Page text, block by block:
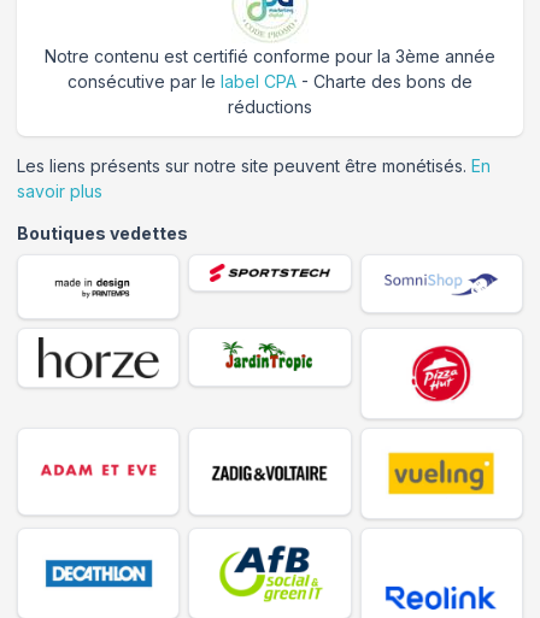
Notre contenu est certifié conforme pour la 3ème année
consécutive par le label CPA - Charte des bons de
réductions
Les liens présents sur notre site peuvent être monétisés. En
savoir plus
Boutiques vedettes